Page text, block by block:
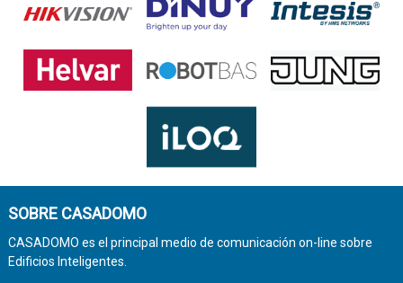
SOBRE CASADOMO
CASADOMO es el principal medio de comunicación on-line sobre
Edificios Inteligentes.